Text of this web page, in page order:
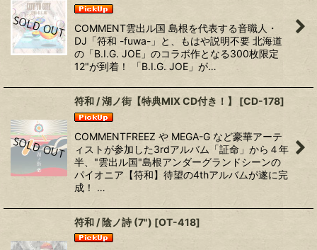
COMMENT雲出ル国 島根を代表する音職人・
DJ「符和 -fuwa-」と、もはや説明不要 北海道
の「B.I.G. JOE」のコラボ作となる300枚限定
12"が到着！ 「B.I.G. JOE」が…
符和 / 湖ノ街【特典MIX CD付き！】 [CD-178]
COMMENTFREEZ や MEGA-G など豪華アーテ
ィストが参加した3rdアルバム「証命」から４年
半、"雲出ル国"島根アンダーグランドシーンの
パイオニア【符和】待望の4thアルバムが遂に完
成！ …
符和 / 陰ノ詩 (7") [OT-418]